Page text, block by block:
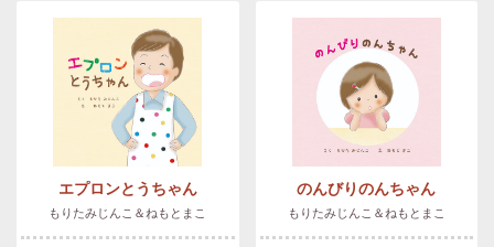
エプロンとうちゃん
もりたみじんこ＆ねもとまこ
のんびりのんちゃん
もりたみじんこ＆ねもとまこ